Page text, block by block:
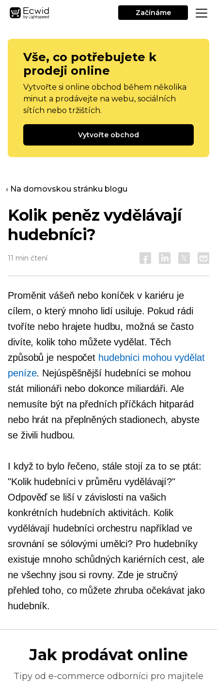
Začínáme
Vše, co potřebujete k
prodeji online
Vytvořte si online obchod během několika
minut a prodávejte na webu, sociálních
sítích nebo tržištích.
Vytvořte obchod
‹ Na domovskou stránku blogu
Kolik peněz vydělávají
hudebníci?
11 min čtení
Proměnit vášeň nebo koníček v kariéru je
cílem, o který mnoho lidí usiluje. Pokud rádi
tvoříte nebo hrajete hudbu, možná se často
divíte, kolik toho můžete vydělat. Těch
způsobů je nespočet hudebníci mohou vydělat
peníze. Nejúspěšnější hudebníci se mohou
stát milionáři nebo dokonce miliardáři. Ale
nemusíte být na předních příčkách hitparád
nebo hrát na přeplněných stadionech, abyste
se živili hudbou.
I když to bylo řečeno, stále stojí za to se ptát:
"Kolik hudebníci v průměru vydělávají?"
Odpověď se liší v závislosti na vašich
konkrétních hudebních aktivitách. Kolik
vydělávají hudebníci orchestru například ve
srovnání se sólovými umělci? Pro hudebníky
existuje mnoho schůdných kariérních cest, ale
ne všechny jsou si rovny. Zde je stručný
přehled toho, co můžete zhruba očekávat jako
hudebník.
Jak prodávat online
Tipy od e-commerce odborníci pro majitele